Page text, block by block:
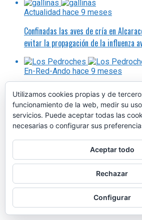
Actualidad hace 9 meses
Confinadas las aves de cría en
evitar la propagación de la influenza
En-Red-Ando hace 9 meses
Tengamos en cuenta lo mejor de
ser fiesta local
hace 9 meses
La hinojoseña Emiliana Rubio recoge
a la Plataforma Ibérica por los
Utilizamos cookies propias y de
funcionamiento de la web, medir su
servicios. Puede aceptar todas las
necesarias o configurar sus
Aceptar todo
Rechazar
Configurar